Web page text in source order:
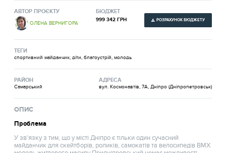
АВТОР ПРОЄКТУ
ОЛЕНА ВЕРНИГОРА
БЮДЖЕТ
999 342 ГРН РОЗРАХУНОК БЮДЖЕТУ
ТЕГИ
спортивний майданчик, діти, благоустрій, молодь
РАЙОН
Самарський
АДРЕСА
вул. Космонавтів, 7А, Дніпро (Дніпропетровськ)
ОПИС
Проблема
У зв'язку з тим, що у місті Дніпро є тільки один сучасний
майданчик для скейтборів, роликів, самокатів та велосипедiв BMX